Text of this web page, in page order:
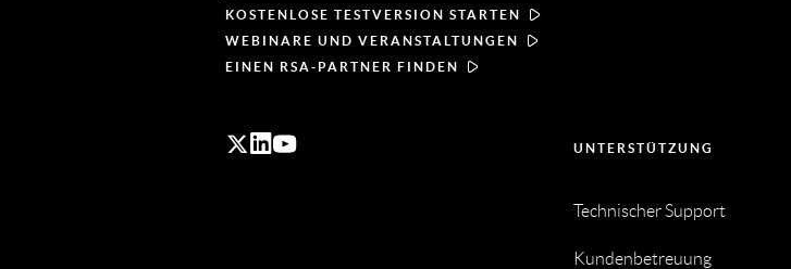
KOSTENLOSE TESTVERSION STARTEN
WEBINARE UND VERANSTALTUNGEN
EINEN RSA-PARTNER FINDEN
UNTERSTÜTZUNG
Technischer Support
Kundenbetreuung